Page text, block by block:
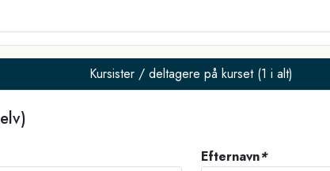
Kursister / deltagere på kurset (1 i alt)
Efternavn*